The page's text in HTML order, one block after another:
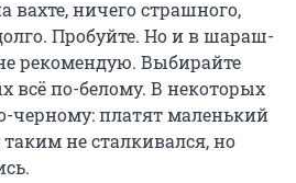
вахте, ничего страшного,
Пробуйте. Но и в шараш-
рекомендую. Выбирайте
всё по-белому. В некоторых
черному: платят маленький
не сталкивался, но